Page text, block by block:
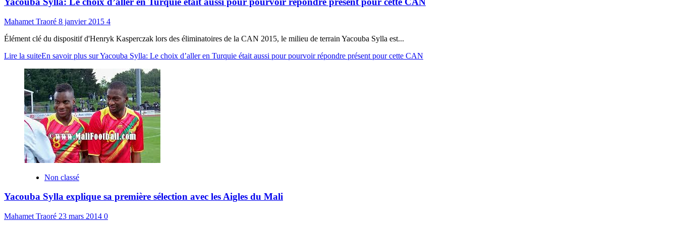
Mahamet Traoré 8 janvier 2015 4
Élément clé du dispositif d'Henryk Kasperczak lors des éliminatoires de la CAN 2015, le milieu de terrain Yacouba Sylla est...
Lire la suiteEn savoir plus sur Yacouba Sylla: Le choix d’aller en Turquie était aussi pour pourvoir répondre présent pour cette CAN
Non classé
Yacouba Sylla explique sa première sélection avec les Aigles du Mali
Mahamet Traoré 23 mars 2014 0